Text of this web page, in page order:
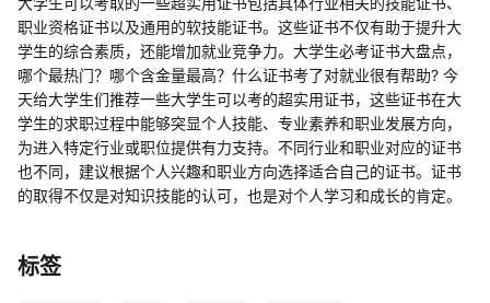
职业资格证书以及通用的软技能证书。这些证书不仅有助于提升大
学生的综合素质，还能增加就业竞争力。大学生必考证书大盘点，
哪个最热门？哪个含金量最高？什么证书考了对就业很有帮助? 今
天给大学生们推荐一些大学生可以考的超实用证书，这些证书在大
学生的求职过程中能够突显个人技能、专业素养和职业发展方向，
为进入特定行业或职位提供有力支持。不同行业和职业对应的证书
也不同，建议根据个人兴趣和职业方向选择适合自己的证书。证书
的取得不仅是对知识技能的认可，也是对个人学习和成长的肯定。
标签